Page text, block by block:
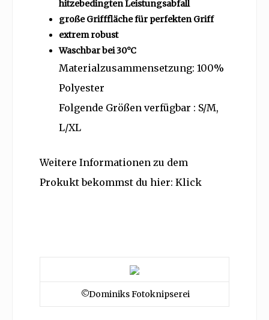
hitzebedingten Leistungsabfall
große Grifffläche für perfekten Griff
extrem robust
Waschbar bei 30°C
Materialzusammensetzung: 100%
Polyester
Folgende Größen verfügbar : S/M,
L/XL
Weitere Informationen zu dem
Prokukt bekommst du hier: Klick
©Dominiks Fotoknipserei